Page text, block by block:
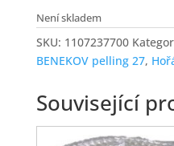
Není skladem
SKU: 1107237700
BENEKOV pelling 27,
Související